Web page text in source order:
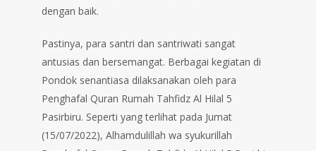
dengan baik.
Pastinya, para santri dan santriwati sangat
antusias dan bersemangat. Berbagai kegiatan di
Pondok senantiasa dilaksanakan oleh para
Penghafal Quran Rumah Tahfidz Al Hilal 5
Pasirbiru. Seperti yang terlihat pada Jumat
(15/07/2022), Alhamdulillah wa syukurillah